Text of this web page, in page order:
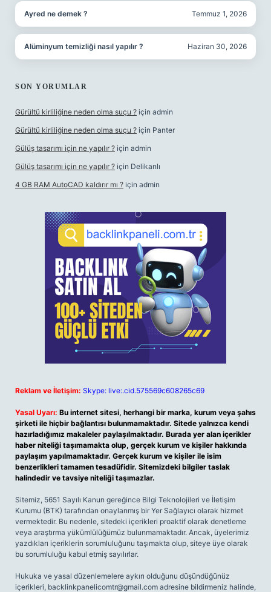
Ayred ne demek ? Temmuz 1, 2026
Alüminyum temizliği nasıl yapılır ? Haziran 30, 2026
SON YORUMLAR
Gürültü kirliliğine neden olma suçu ? için admin
Gürültü kirliliğine neden olma suçu ? için Panter
Gülüş tasarımı için ne yapılır ? için admin
Gülüş tasarımı için ne yapılır ? için Delikanlı
4 GB RAM AutoCAD kaldırır mı ? için admin
Reklam ve İletişim: Skype: live:.cid.575569c608265c69
Yasal Uyarı: Bu internet sitesi, herhangi bir marka, kurum veya şahıs
şirketi ile hiçbir bağlantısı bulunmamaktadır. Sitede yalnızca kendi
hazırladığımız makaleler paylaşılmaktadır. Burada yer alan içerikler
haber niteliği taşımamakta olup, gerçek kurum ve kişiler hakkında
paylaşım yapılmamaktadır. Gerçek kurum ve kişiler ile isim
benzerlikleri tamamen tesadüfidir. Sitemizdeki bilgiler taslak
halindedir ve tavsiye niteliği taşımazlar.
Sitemiz, 5651 Sayılı Kanun gereğince Bilgi Teknolojileri ve İletişim
Kurumu (BTK) tarafından onaylanmış bir Yer Sağlayıcı olarak hizmet
vermektedir. Bu nedenle, sitedeki içerikleri proaktif olarak denetleme
veya araştırma yükümlülüğümüz bulunmamaktadır. Ancak, üyelerimiz
yazdıkları içeriklerin sorumluluğunu taşımakta olup, siteye üye olarak
bu sorumluluğu kabul etmiş sayılırlar.
Hukuka ve yasal düzenlemelere aykırı olduğunu düşündüğünüz
içerikleri, backlinkpanelicomtr@gmail.com adresine bildirmeniz halinde,